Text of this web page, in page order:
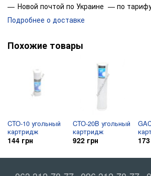
Новой почтой по Украине — по
Подробнее о доставке
Похожие товары
CTO-10 угольный
картридж
144 грн
CTO-20B угольный
картридж
922 грн